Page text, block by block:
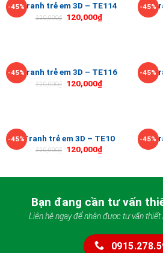
-45%Tranh trẻ em 3D – TE114
220,000₫ 120,000₫
-45%
-45%Tranh trẻ em 3D – TE116
220,000₫ 120,000₫
-45%
-45%Tranh trẻ em 3D – TE10
220,000₫ 120,000₫
-45%
Bạn đang cần tư vấn
Liên hệ ngay để nhận được tư vấn